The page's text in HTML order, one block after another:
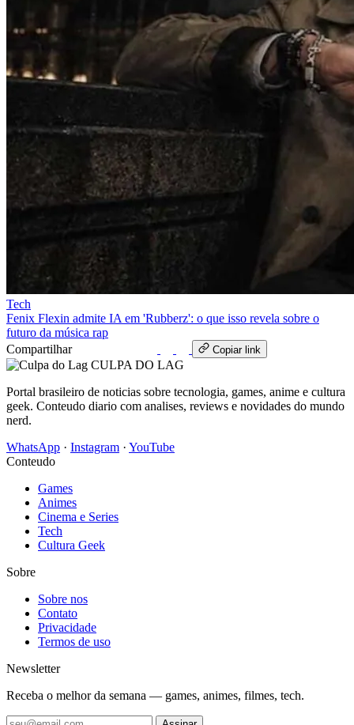
Tech
Fenix Flexin admite IA em 'Rubberz': o que isso revela sobre o
futuro da música rap
Compartilhar
Copiar link
CULPA DO LAG
Portal brasileiro de noticias sobre tecnologia, games, anime e cultura
geek. Conteudo diario com analises, reviews e novidades do mundo
nerd.
WhatsApp · Instagram · YouTube
Conteudo
Games
Animes
Cinema e Series
Tech
Cultura Geek
Sobre
Sobre nos
Contato
Privacidade
Termos de uso
Newsletter
Receba o melhor da semana — games, animes, filmes, tech.